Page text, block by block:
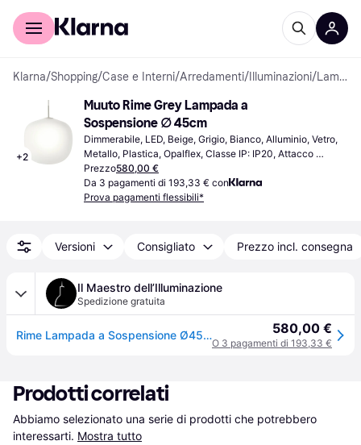
Per il tuo shopping
Klarna/Shopping/Case e Interni/Arredamenti/ Illuminazioni/ Lampade a Sospensione
+2
Muuto Rime Grey Lampada a
Sospensione ∅ 45cm
Dimmerabile, LED, Beige, Grigio, Bianco, Alluminio, Vetro,
Metallo, Plastica, Opalflex, Classe IP: IP20, Attacco
Lampada: E27
Prezzo580,00 €
Da 3 pagamenti di 193,33 € con
Prova pagamenti flessibili*
Versioni Consigliato Prezzo incl. consegna
Il Maestro dell’Illuminazione
Spedizione gratuita
Rime Lampada a Sospensione Ø45 Bianco/Grigio - Muuto - Sala da pranzo - Vetro 580,00 €
O 3 pagamenti di 193,33 €
Prodotti correlati
Abbiamo selezionato una serie di prodotti che potrebbero
interessarti. Mostra tutto